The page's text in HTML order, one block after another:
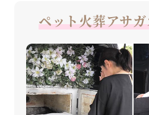
ペット火葬アサ